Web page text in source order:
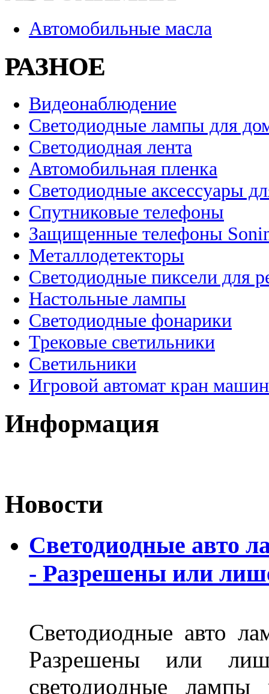
Автомобильные масла
РАЗНОЕ
Видеонаблюдение
Светодиодные лампы для
Светодиодная лента
Автомобильная пленка
Светодиодные аксессуары
Спутниковые телефоны
Защищенные телефоны
Металлодетекторы
Светодиодные пиксели для
Настольные лампы
Светодиодные фонарики
Трековые светильники
Светильники
Игровой автомат кран
Информация
Новости
Светодиодные авто
- Разрешены или
Светодиодные авто
Разрешены или
светодиодные лампы